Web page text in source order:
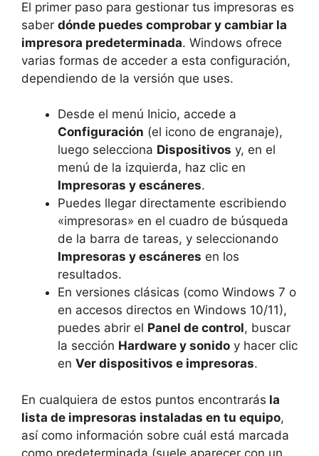
El primer paso para gestionar tus impresoras es
saber dónde puedes comprobar y cambiar la
impresora predeterminada. Windows ofrece
varias formas de acceder a esta configuración,
dependiendo de la versión que uses.
Desde el menú Inicio, accede a
Configuración (el icono de engranaje),
luego selecciona Dispositivos y, en el
menú de la izquierda, haz clic en
Impresoras y escáneres.
Puedes llegar directamente escribiendo
«impresoras» en el cuadro de búsqueda
de la barra de tareas, y seleccionando
Impresoras y escáneres en los
resultados.
En versiones clásicas (como Windows 7 o
en accesos directos en Windows 10/11),
puedes abrir el Panel de control, buscar
la sección Hardware y sonido y hacer clic
en Ver dispositivos e impresoras.
En cualquiera de estos puntos encontrarás la
lista de impresoras instaladas en tu equipo,
así como información sobre cuál está marcada
como predeterminada (suele aparecer con un